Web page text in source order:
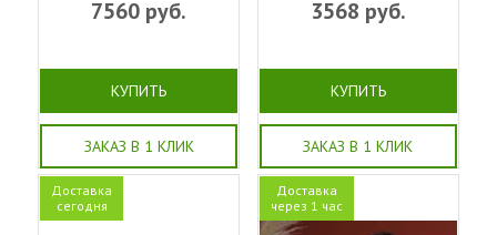
7560 руб.
КУПИТЬ
ЗАКАЗ В 1 КЛИК
3568 руб.
КУПИТЬ
ЗАКАЗ В 1 КЛИК
Доставка
сегодня
Доставка
через 1 час